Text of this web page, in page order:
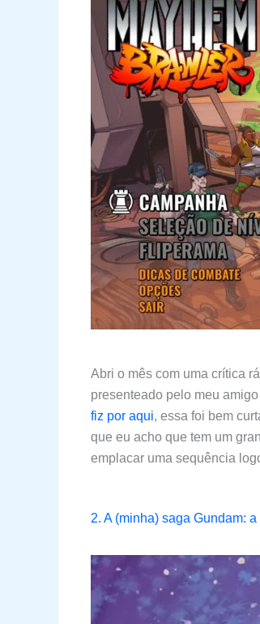
Abri o mês com uma crítica
presenteado pelo meu amigo
fiz por aqui, essa foi bem
que eu acho que tem um
emplacar uma sequência
2. A (minha) saga Gundam: